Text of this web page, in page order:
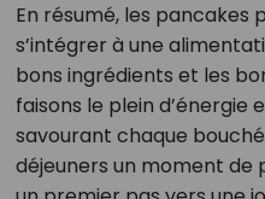
En résumé, les pancakes
s’intégrer à une
bons ingrédients et les
faisons le plein d’énergie
savourant chaque
déjeuners un moment de